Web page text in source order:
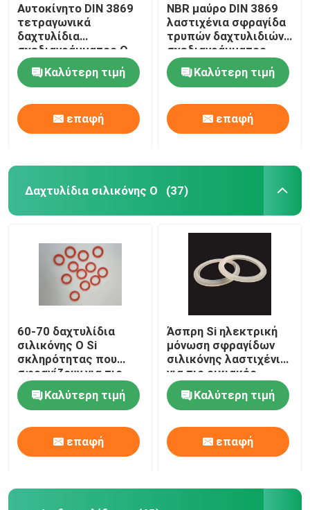
Αυτοκίνητο DIN 3869
τετραγωνικά
δαχτυλίδια
σχεδιαγράμματος Ο
αντοχής δαχτυλιδιών
σχεδιαγράμματος NBR
Καλύτερη τιμή
επαφή
NBR μαύρο DIN 3869
λαστιχένια σφραγίδα
τρυπών δαχτυλιδιών
σχεδιαγράμματος
σφραγίδων για τα
ρουλεμάνΚαλύτερη τιμή
επαφή
Δαχτυλίδια σιλικόνης Ο (37)
60-70 δαχτυλίδια
σιλικόνης Ο Si
σκληρότητας που
σφραγίζουν για τις
μικρές συσκευές
Καλύτερη τιμή
επαφή
Άσπρη Si ηλεκτρική
μόνωση σφραγίδων
σιλικόνης λαστιχένια
για τις οικιακές
συσκευές
Καλύτερη τιμή
επαφή